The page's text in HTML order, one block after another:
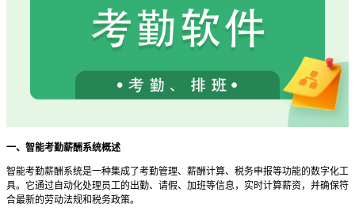
一、智能考勤薪酬系统概述
智能考勤薪酬系统是一种集成了考勤管理、薪酬计算、税务申报等功能的数字化工
具。它通过自动化处理员工的出勤、请假、加班等信息，实时计算薪资，并确保符
合最新的劳动法规和税务政策。